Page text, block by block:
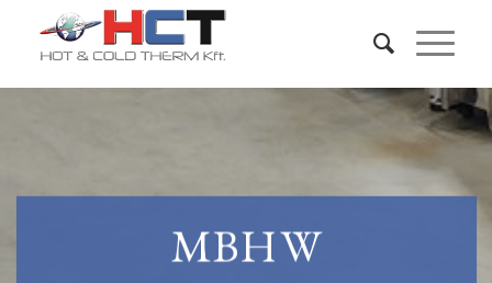
MBHW